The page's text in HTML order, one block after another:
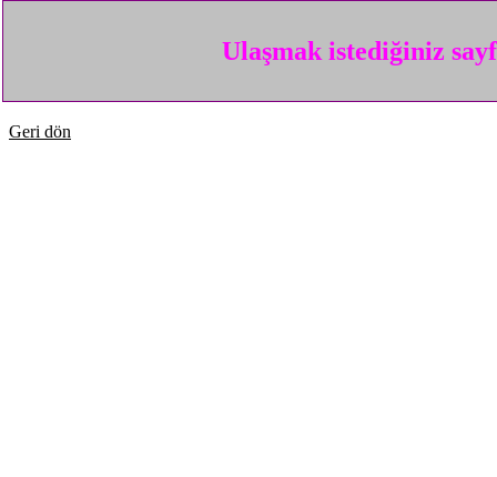
Ulaşmak istediğiniz
Geri dön